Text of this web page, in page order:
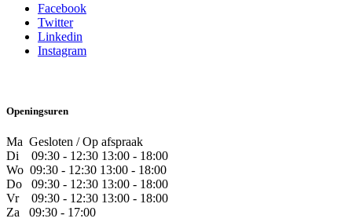
Facebook
Twitter
Linkedin
Instagram
Openingsuren
Ma Gesloten / Op afspraak
Di 09:30 - 12:30 13:00 - 18:00
Wo 09:30 - 12:30 13:00 - 18:00
Do ​09:30 - 12:30 13:00 - 18:00
Vr ​09:30 - 12:30 13:00 - 18:00
Za 09:30 - 17:00